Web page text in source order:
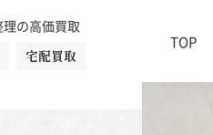
の高価買取
宅配買取
TOP